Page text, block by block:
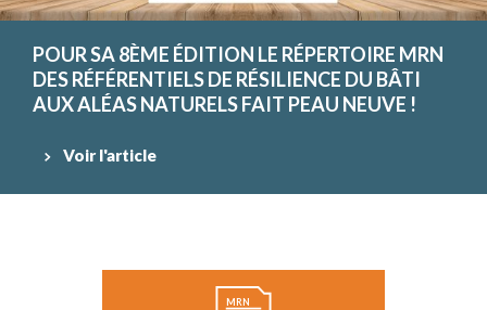
POUR SA 8ÈME ÉDITION LE RÉPERTOIRE MRN
DES RÉFÉRENTIELS DE RÉSILIENCE DU BÂTI
AUX ALÉAS NATURELS FAIT PEAU NEUVE !
Voir l'article